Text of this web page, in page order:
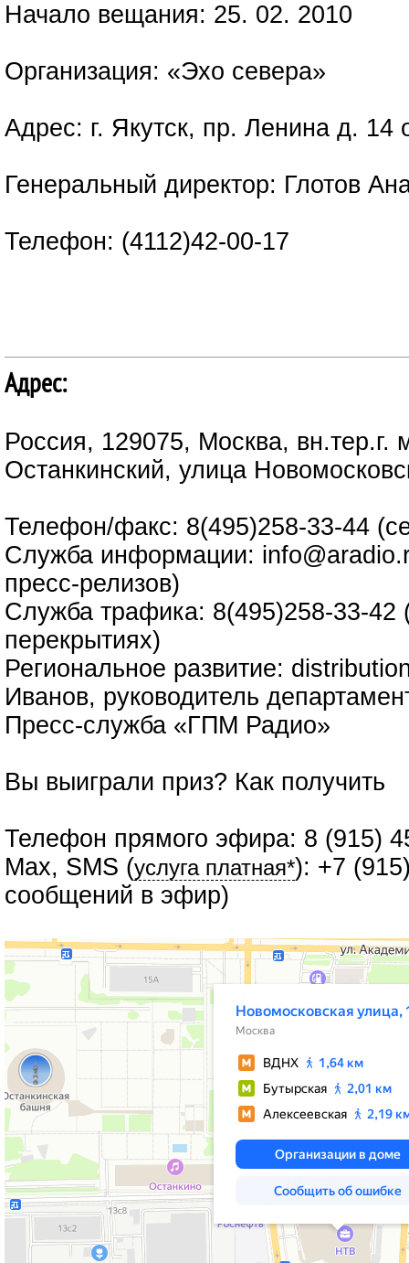
Начало вещания: 25. 02. 2010
Организация: «Эхо севера»
Адрес: г. Якутск, пр. Ленина д. 14
Генеральный директор: Глотов
Телефон: (4112)42-00-17
Адрес:
Россия, 129075, Москва, вн.тер.г.
Останкинский, улица
Телефон/факс: 8(495)258-33-44
Служба информации:
пресс-релизов)
Служба трафика: 8(495)258-33-42
перекрытиях)
Региональное развитие:
Иванов, руководитель
Пресс-служба «ГПМ Радио»
Вы выиграли приз? Как получить
Телефон прямого эфира: 8 (915)
Max, SMS (услуга платная*): +7
сообщений в эфир)